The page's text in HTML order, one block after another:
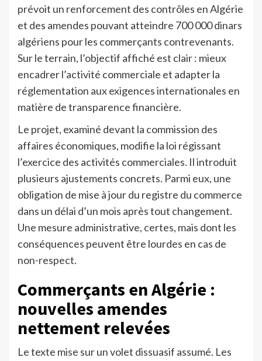
prévoit un renforcement des contrôles en Algérie
et des amendes pouvant atteindre 700 000 dinars
algériens pour les commerçants contrevenants.
Sur le terrain, l’objectif affiché est clair : mieux
encadrer l’activité commerciale et adapter la
réglementation aux exigences internationales en
matière de transparence financière.
Le projet, examiné devant la commission des
affaires économiques, modifie la loi régissant
l’exercice des activités commerciales. Il introduit
plusieurs ajustements concrets. Parmi eux, une
obligation de mise à jour du registre du commerce
dans un délai d’un mois après tout changement.
Une mesure administrative, certes, mais dont les
conséquences peuvent être lourdes en cas de
non-respect.
Commerçants en Algérie :
nouvelles amendes
nettement relevées
Le texte mise sur un volet dissuasif assumé. Les